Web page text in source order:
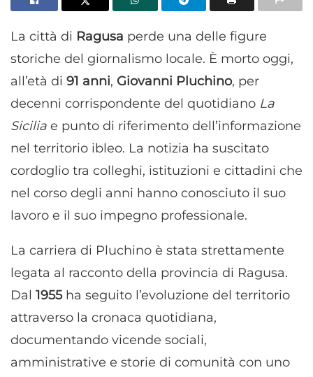
La città di Ragusa perde una delle figure
storiche del giornalismo locale. È morto oggi,
all’età di 91 anni, Giovanni Pluchino, per
decenni corrispondente del quotidiano La
Sicilia e punto di riferimento dell’informazione
nel territorio ibleo. La notizia ha suscitato
cordoglio tra colleghi, istituzioni e cittadini che
nel corso degli anni hanno conosciuto il suo
lavoro e il suo impegno professionale.
La carriera di Pluchino è stata strettamente
legata al racconto della provincia di Ragusa.
Dal 1955ha seguito l’evoluzione del territorio
attraverso la cronaca quotidiana,
documentando vicende sociali,
amministrative e storie di comunità con uno